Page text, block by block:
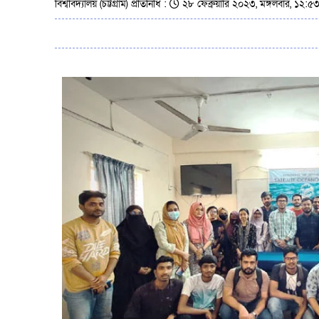
বিশ্ববিদ্যালয় (চট্টগ্রাম) প্রতিনিধি : ২৮ ফেব্রুয়ারি ২০২৩, মঙ্গলবার,